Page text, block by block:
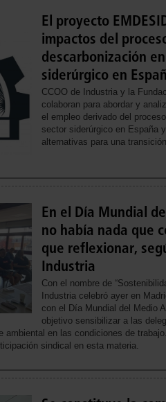
El proyecto
impactos del
descarbonización
siderúrgico en
CCOO de Industria y la
colaboran para abordar y
el empleo derivado del
sector siderúrgico en España
alternativas para una
En el Día Mundial
no había nada que
que reflexionar,
Industria
Con el nombre de
Industria celebró ayer en
con el Día Mundial del Medio
objetivo sensibilizar a las
ambiental en las condiciones de
sindical en esta materia.